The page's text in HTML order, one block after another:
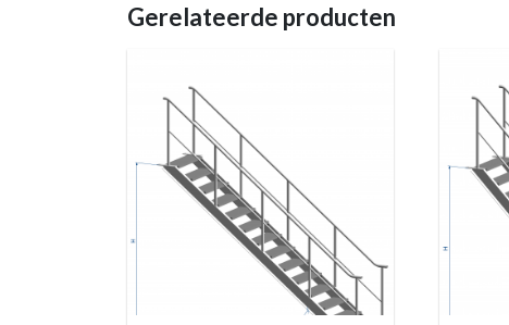
Gerelateerde producten